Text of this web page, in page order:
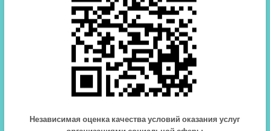
Независимая оценка качества условий оказания услуг